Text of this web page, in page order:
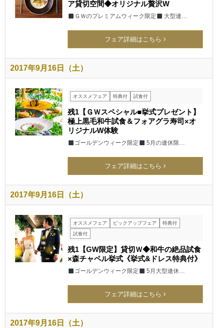
ア貸切空間◆オリジナル贅沢W
ＧＷのプレミアムウィーク限定 大型連…
フェア詳細はこちら
2017年9月16日（土）
オススメフェア 特典付 試食付
残1【ＧＷスペシャル■挙式プレゼント】
極上黒毛和牛試食＆フォアグラ寿司×オ
リジナルW体験
ゴールデンウィーク限定 5月の連休限…
フェア詳細はこちら
2017年9月16日（土）
オススメフェア ピックアップフェア
特典付
試食付
残1【GW限定】貸切Ｗ◆和牛の絶品試食
×森チャペル挙式《挙式&ドレス特典付》
ゴールデンウィーク限定 5月大型連休…
フェア詳細はこちら
2017年9月16日（土）